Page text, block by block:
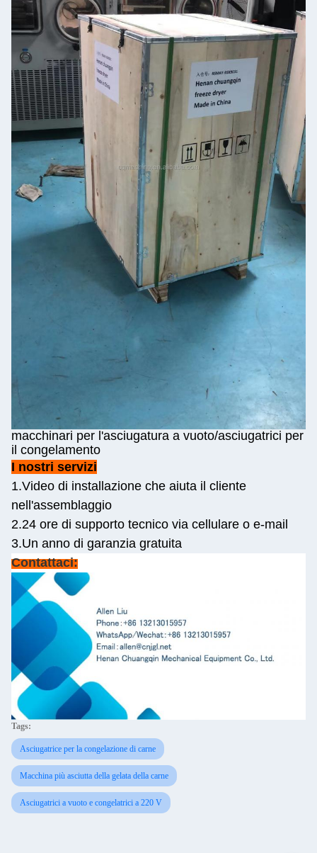
macchinari per l'asciugatura a vuoto/asciugatrici per
il congelamento
I nostri servizi
1.Video di installazione che aiuta il cliente
nell'assemblaggio
2.24 ore di supporto tecnico via cellulare o e-mail
3.Un anno di garanzia gratuita
Contattaci:
Tags:
Asciugatrice per la congelazione di carne
Macchina più asciutta della gelata della carne
Asciugatrici a vuoto e congelatrici a 220 V